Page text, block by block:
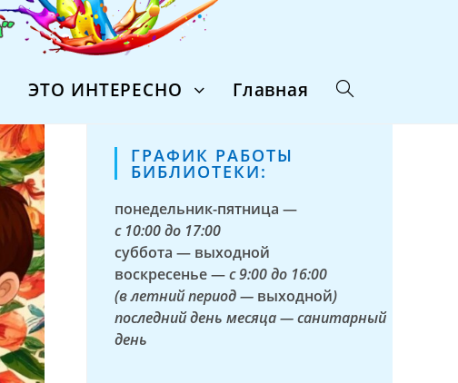
ЭТО ИНТЕРЕСНО Главная
ГРАФИК РАБОТЫ
БИБЛИОТЕКИ:
понедельник-пятница —
с 10:00 до 17:00
суббота — выходной
воскресенье —с 9:00 до 16:00
(в летний период — выходной)
последний день месяца — санитарный
день